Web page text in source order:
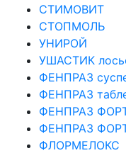
СТИМОВИТ
СТОПМОЛЬ
УНИРОЙ
УШАСТИК
ФЕНПРАЗ
ФЕНПРАЗ
ФЕНПРАЗ
ФЕНПРАЗ
ФЛОРМЕЛОКС